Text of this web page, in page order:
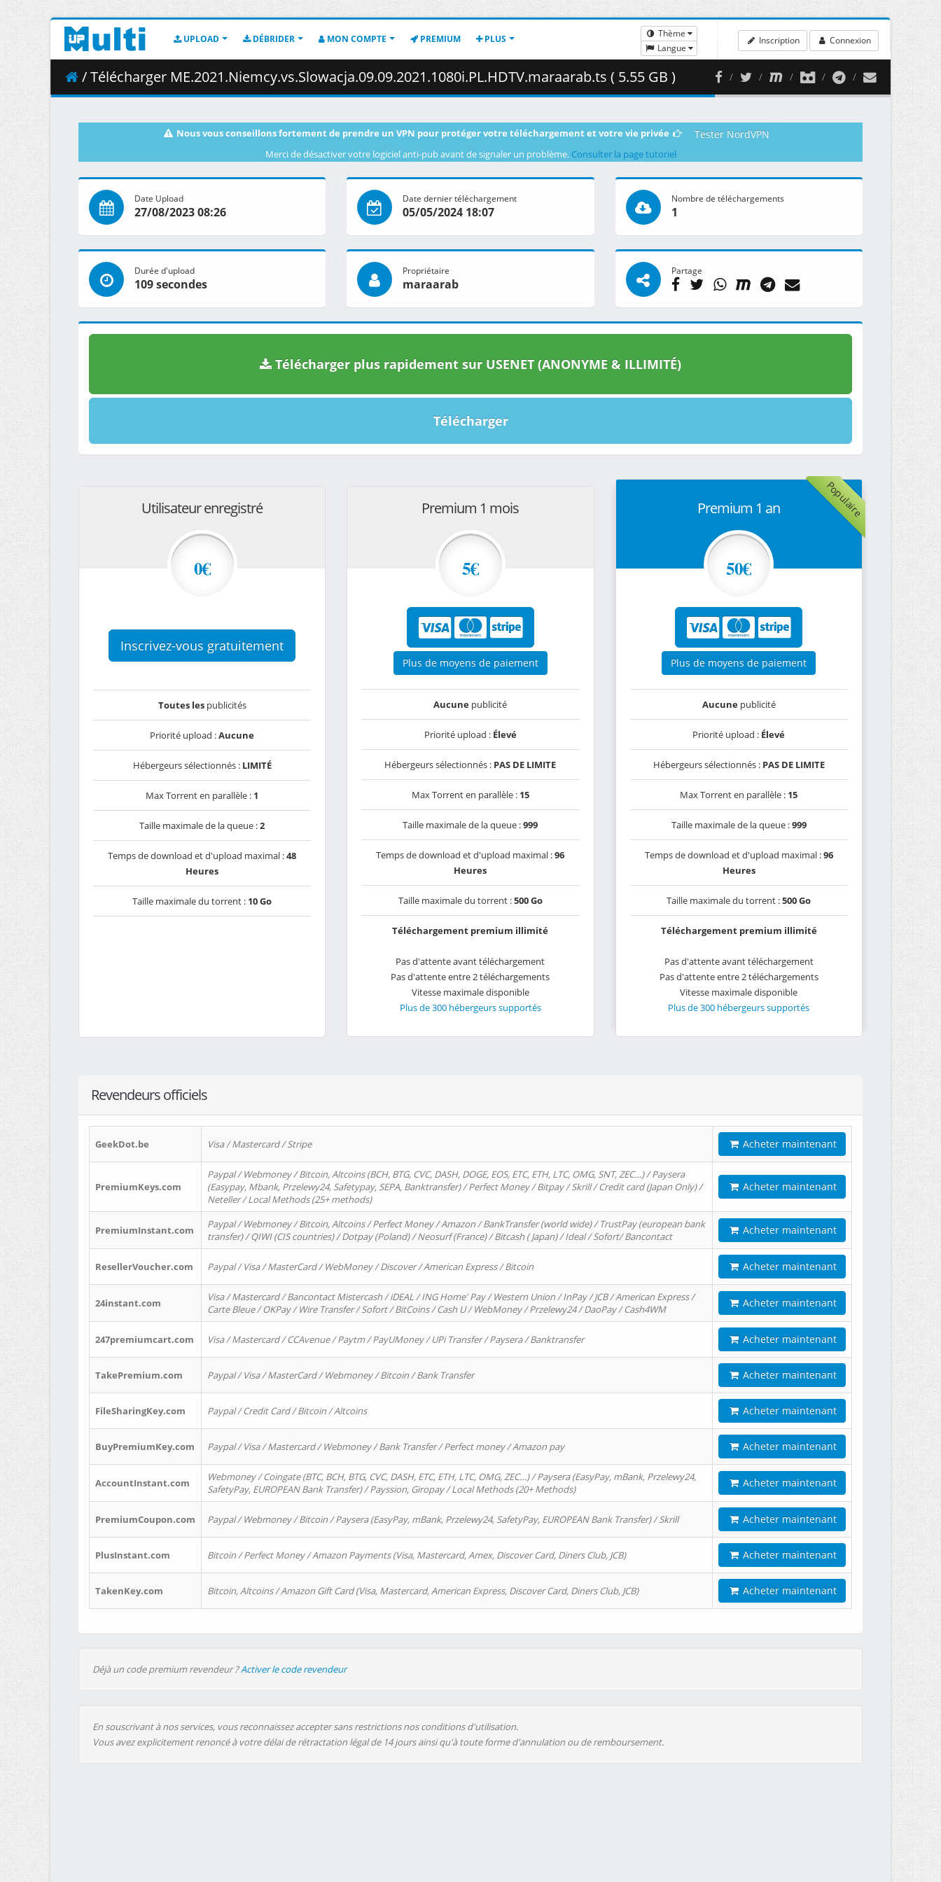
UPLOAD DÉBRIDER MON COMPTE PREMIUM PLUS
Thème
Langue
Inscription Connexion
/ Télécharger ME.2021.Niemcy.vs.Slowacja.09.09.2021.1080i.PL.HDTV.maraarab.ts ( 5.55 GB )
Nous vous conseillons fortement de prendre un VPN pour protéger votre téléchargement et votre vie privée Tester NordVPN
Merci de désactiver votre logiciel anti-pub avant de signaler un problème. Consulter la page tutoriel
Date Upload
27/08/2023 08:26
Date dernier téléchargement
05/05/2024 18:07
Nombre de téléchargements
1
Durée d'upload
109 secondes
Propriétaire
maraarab
Partage
Télécharger plus rapidement sur USENET (ANONYME & ILLIMITÉ)
Télécharger
Utilisateur enregistré
0€
Inscrivez-vous gratuitement
Toutes lespublicités
Priorité upload :Aucune
Hébergeurs sélectionnés : LIMITÉ
Max Torrent en parallèle : 1
Taille maximale de la queue :2
Temps de download et d'upload maximal :48
Heures
Taille maximale du torrent : 10 Go
Premium 1 mois
5€
Plus de moyens de paiement
Aucune publicité
Priorité upload : Élevé
Hébergeurs sélectionnés : PAS DE LIMITE
Max Torrent en parallèle : 15
Taille maximale de la queue :999
Temps de download et d'upload maximal :96
Heures
Taille maximale du torrent :500 Go
Téléchargement premium illimité
Pas d'attente avant téléchargement
Pas d'attente entre 2 téléchargements
Vitesse maximale disponible
Plus de 300 hébergeurs supportés
Populaire
Premium 1 an
50€
Plus de moyens de paiement
Aucunepublicité
Priorité upload : Élevé
Hébergeurs sélectionnés : PAS DE LIMITE
Max Torrent en parallèle : 15
Taille maximale de la queue :999
Temps de download et d'upload maximal :96
Heures
Taille maximale du torrent :500 Go
Téléchargement premium illimité
Pas d'attente avant téléchargement
Pas d'attente entre 2 téléchargements
Vitesse maximale disponible
Plus de 300 hébergeurs supportés
Revendeurs officiels
GeekDot.be Visa / Mastercard / Stripe Acheter maintenant
PremiumKeys.com
Paypal / Webmoney / Bitcoin, Altcoins (BCH, BTG, CVC, DASH, DOGE, EOS, ETC, ETH, LTC, OMG, SNT, ZEC…) / Paysera
(Easypay, Mbank, Przelewy24, Safetypay, SEPA, Banktransfer) / Perfect Money / Bitpay / Skrill / Credit card (Japan Only) /
Neteller / Local Methods (25+ methods)
Acheter maintenant
PremiumInstant.com
Paypal / Webmoney / Bitcoin, Altcoins / Perfect Money / Amazon / BankTransfer (world wide) / TrustPay (european bank
transfer) / QIWI (CIS countries) / Dotpay (Poland) / Neosurf (France) / Bitcash ( Japan) / Ideal / Sofort/ Bancontact
Acheter maintenant
ResellerVoucher.com Paypal / Visa / MasterCard / WebMoney / Discover / American Express / Bitcoin Acheter maintenant
24instant.com
Visa / Mastercard / Bancontact Mistercash / iDEAL / ING Home' Pay / Western Union / InPay / JCB / American Express /
Carte Bleue / OKPay / Wire Transfer / Sofort / BitCoins / Cash U / WebMoney / Przelewy24 / DaoPay / Cash4WM
Acheter maintenant
247premiumcart.com Visa / Mastercard / CCAvenue / Paytm / PayUMoney / UPi Transfer / Paysera / Banktransfer Acheter maintenant
TakePremium.com Paypal / Visa / MasterCard / Webmoney / Bitcoin / Bank Transfer Acheter maintenant
FileSharingKey.com Paypal / Credit Card / Bitcoin / Altcoins Acheter maintenant
BuyPremiumKey.com Paypal / Visa / Mastercard / Webmoney / Bank Transfer / Perfect money / Amazon pay Acheter maintenant
AccountInstant.com
Webmoney / Coingate (BTC, BCH, BTG, CVC, DASH, ETC, ETH, LTC, OMG, ZEC…) / Paysera (EasyPay, mBank, Przelewy24,
SafetyPay, EUROPEAN Bank Transfer) / Payssion, Giropay / Local Methods (20+ Methods)
Acheter maintenant
PremiumCoupon.com Paypal / Webmoney / Bitcoin / Paysera (EasyPay, mBank, Przelewy24, SafetyPay, EUROPEAN Bank Transfer) / Skrill Acheter maintenant
PlusInstant.com Bitcoin / Perfect Money / Amazon Payments (Visa, Mastercard, Amex, Discover Card, Diners Club, JCB) Acheter maintenant
TakenKey.com Bitcoin, Altcoins / Amazon Gift Card (Visa, Mastercard, American Express, Discover Card, Diners Club, JCB) Acheter maintenant
Déjà un code premium revendeur ?Activer le code revendeur
En souscrivant à nos services, vous reconnaissez accepter sans restrictions nos conditions d'utilisation.
Vous avez explicitement renoncé à votre délai de rétractation légal de 14 jours ainsi qu'à toute forme d'annulation ou de remboursement.